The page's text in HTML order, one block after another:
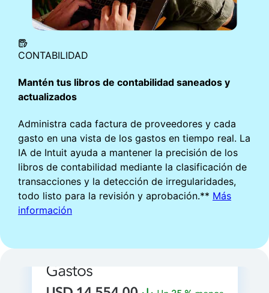
estado y programa facturas recurrentes para
enviarlas automáticamente.Más información
INVENTARIO
vendes. Ve lo que es popular y genera
CONTABILIDAD
Mantén tus libros de contabilidad saneados y
actualizados
Administra cada factura de proveedores y cada
gasto en una vista de los gastos en tiempo real. La
IA de Intuit ayuda a mantener la precisión de los
libros de contabilidad mediante la clasificación de
transacciones y la detección de irregularidades,
todo listo para la revisión y aprobación.** Más
información